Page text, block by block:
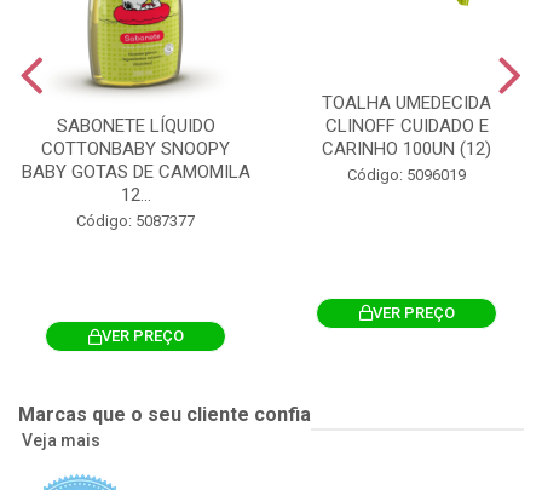
SABONETE LÍQUIDO
COTTONBABY SNOOPY
BABY GOTAS DE CAMOMILA
12...
Código: 5087377
VER PREÇO
TOALHA UMEDECIDA
CLINOFF CUIDADO E
CARINHO 100UN (12)
Código: 5096019
VER PREÇO
Marcas que o seu cliente confia
Veja mais